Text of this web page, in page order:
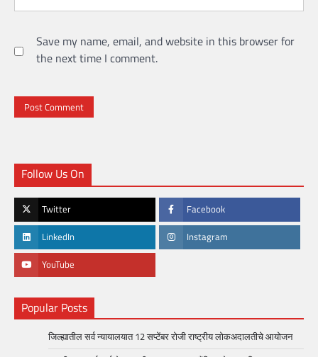
Save my name, email, and website in this browser for
the next time I comment.
Follow Us On
Twitter Facebook
LinkedIn Instagram
YouTube
Popular Posts
जिल्ह्यातील सर्व न्यायालयात 12 सप्टेंबर रोजी राष्ट्रीय लोकअदालतीचे आयोजन